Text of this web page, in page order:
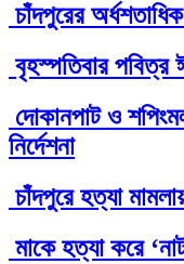
চাঁদপুরের
বৃহস্পতিবার
দোকানপাট ও
নির্দেশনা
চাঁদপুরে হত্যা
মাকে হত্যা করে